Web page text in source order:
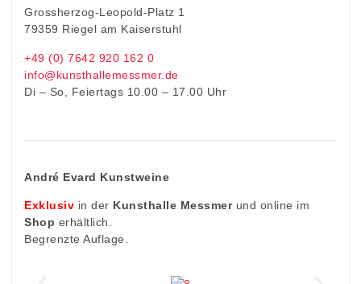
Grossherzog-Leopold-Platz 1
79359 Riegel am Kaiserstuhl
+49 (0) 7642 920 162 0
info@kunsthallemessmer.de
Di – So, Feiertags 10.00 – 17.00 Uhr
André Evard Kunstweine
Exklusiv in der Kunsthalle Messmerund online im
Shop erhältlich.
Begrenzte Auflage.